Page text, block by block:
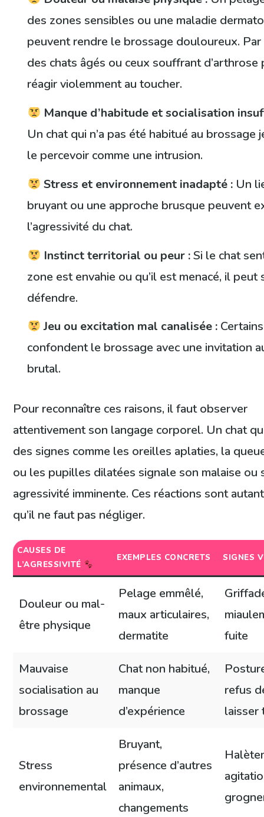
des zones sensibles ou une maladie
peuvent rendre le brossage douloureux.
des chats âgés ou ceux souffrant d’arthrose
réagir violemment au toucher.
Manque d’habitude et socialisation
Un chat qui n’a pas été habitué au brossage
le percevoir comme une intrusion.
Stress et environnement inadapté : Un
bruyant ou une approche brusque peuvent
l’agressivité du chat.
Instinct territorial ou peur :Si le chat
zone est envahie ou qu’il est menacé, il peut
défendre.
Jeu ou excitation mal canalisée :
confondent le brossage avec une invitation
brutal.
Pour reconnaître ces raisons, il faut observer
attentivement son langage corporel. Un chat
des signes comme les oreilles aplaties, la
ou les pupilles dilatées signale son malaise ou
agressivité imminente. Ces réactions sont
qu’il ne faut pas négliger.
CAUSES DE
L’AGRESSIVITÉ
EXEMPLES CONCRETS SIGNES
Douleur ou mal-
être physique
Pelage emmêlé,
maux articulaires,
dermatite
fuite
Mauvaise
socialisation au
brossage
Chat non habitué,
manque
d’expérience
refus
laisser
Stress
environnemental
Bruyant,
présence d’autres
animaux,
changements